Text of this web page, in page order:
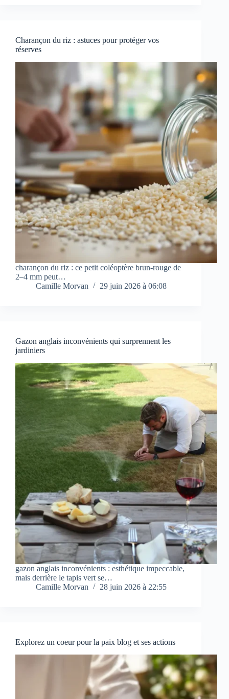
Charançon du riz : astuces pour protéger vos
réserves
charançon du riz : ce petit coléoptère brun-rouge de
2–4 mm peut…
Camille Morvan
29 juin 2026 à 06:08
Gazon anglais inconvénients qui surprennent les
jardiniers
gazon anglais inconvénients : esthétique impeccable,
mais derrière le tapis vert se…
Camille Morvan
28 juin 2026 à 22:55
Explorez un coeur pour la paix blog et ses actions